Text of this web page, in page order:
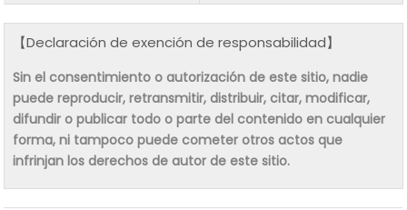
【Declaración de exención de responsabilidad】
Sin el consentimiento o autorización de este sitio, nadie
puede reproducir, retransmitir, distribuir, citar, modificar,
difundir o publicar todo o parte del contenido en cualquier
forma, ni tampoco puede cometer otros actos que
infrinjan los derechos de autor de este sitio.